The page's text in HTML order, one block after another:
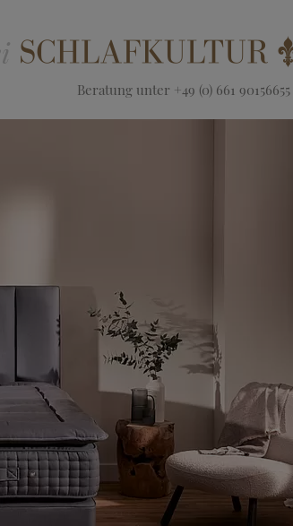
Beratung unter +49 (0) 661 90156655